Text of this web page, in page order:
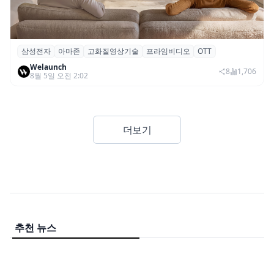
삼성전자·아마존, 프라임 비디오에 ‘HDR10+
어드밴스드’ 적용
삼성전자 아마존 고화질영상기술 프라임비디오
OTT
Welaunch
8월 5일 오전 2:02
8 1,706
더보기
추천 뉴스